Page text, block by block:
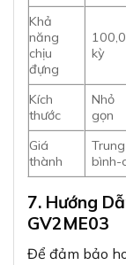
Khả
năng
chịu
đựng
kỳ
Kích
thước
Nhỏ
gọn
Giá
thành
Trung
bình-
7. Hướng
GV2ME03
Để đảm bảo